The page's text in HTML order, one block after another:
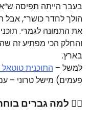
בעבר הייתה תפיסה
הולך לחדר כושר”, אבל
את התמונה לגמרי.
והחלק הכי מפתיע זה
בארץ.
למשל – התוכנית טוטאל
פעמים) מישל טרוני –
🧍‍♂️ למה גברים